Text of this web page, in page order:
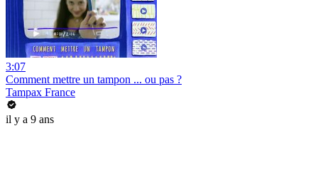
3:07
Comment mettre un tampon ... ou pas ?
Tampax France
il y a 9 ans